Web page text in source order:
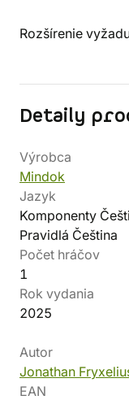
Rozšírenie
Detaily
Výrobca
Mindok
Jazyk
Komponenty
Pravidlá Čeština
Počet hráčov
1
Rok vydania
2025
Autor
Jonathan
EAN